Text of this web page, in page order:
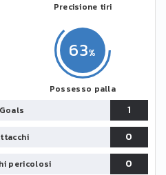
63
Possesso palla
Precisione tiri
Goals
1
0
pericolosi
0